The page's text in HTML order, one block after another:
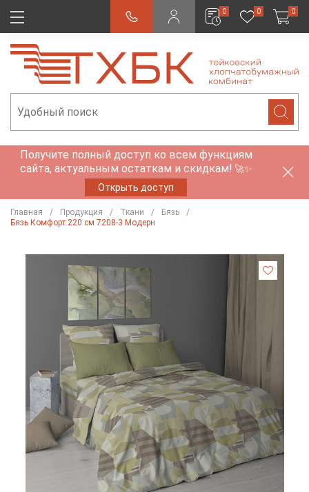
0 0 0
Получите полный доступ ко всем функциям
сайта, актуальным остаткам и скидкам! 🚀✨
Открыть доступ
Главная Продукция Ткани
Бязь
Бязь Комфорт 220 см 7208-3 Модерн